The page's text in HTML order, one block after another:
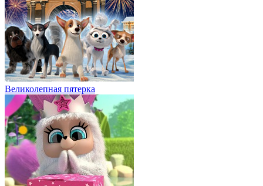
Великолепная пятерка